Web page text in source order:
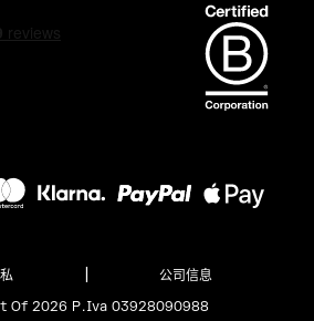
公司信息
Of 2026 P.Iva 03928090988